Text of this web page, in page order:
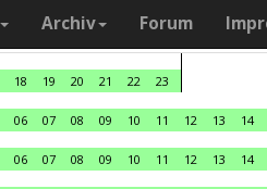
Archiv Forum
18 19 20 21 22
23
06 07 08 09 10 11 12 13 14
06 07 08 09 10 11 12 13 14